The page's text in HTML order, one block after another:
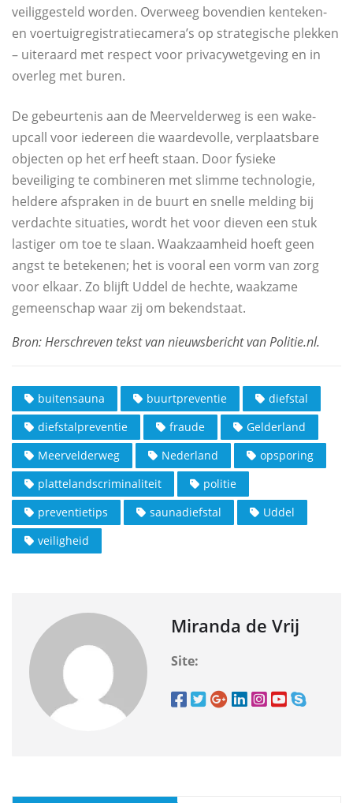
veiliggesteld worden. Overweeg bovendien kenteken-
en voertuigregistratiecamera’s op strategische plekken
– uiteraard met respect voor privacywetgeving en in
overleg met buren.
De gebeurtenis aan de Meervelderweg is een wake-
upcall voor iedereen die waardevolle, verplaatsbare
objecten op het erf heeft staan. Door fysieke
beveiliging te combineren met slimme technologie,
heldere afspraken in de buurt en snelle melding bij
verdachte situaties, wordt het voor dieven een stuk
lastiger om toe te slaan. Waakzaamheid hoeft geen
angst te betekenen; het is vooral een vorm van zorg
voor elkaar. Zo blijft Uddel de hechte, waakzame
gemeenschap waar zij om bekendstaat.
buitensauna buurtpreventie
diefstal
diefstalpreventie
fraude
Gelderland
Meervelderweg
Nederland
opsporing
plattelandscriminaliteit
politie
preventietips
saunadiefstal
Uddel
veiligheid
Miranda de Vrij
Site: